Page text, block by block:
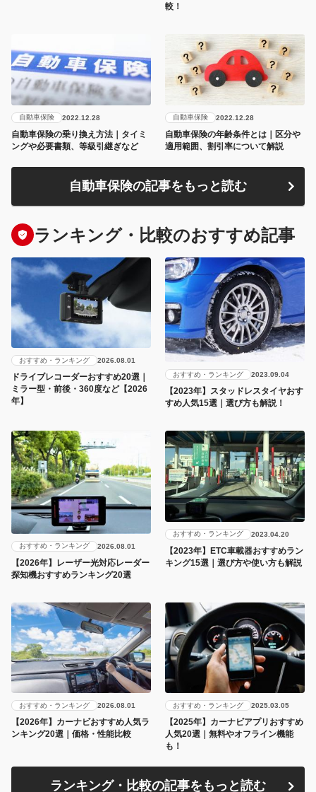
較！
自動車保険 2022.12.28
自動車保険の乗り換え方法｜タイミ
ングや必要書類、等級引継ぎなど
自動車保険 2022.12.28
自動車保険の年齢条件とは｜区分や
適用範囲、割引率について解説
自動車保険の記事をもっと読む
ランキング・比較のおすすめ記事
おすすめ・ランキング 2026.08.01
ドライブレコーダーおすすめ20選｜
ミラー型・前後・360度など【2026
年】
おすすめ・ランキング 2023.09.04
【2023年】スタッドレスタイヤおす
すめ人気15選｜選び方も解説！
おすすめ・ランキング 2026.08.01
【2026年】レーザー光対応レーダー
探知機おすすめランキング20選
おすすめ・ランキング 2023.04.20
【2023年】ETC車載器おすすめラン
キング15選｜選び方や使い方も解説
おすすめ・ランキング 2026.08.01
【2026年】カーナビおすすめ人気ラ
ンキング20選｜価格・性能比較
おすすめ・ランキング 2025.03.05
【2025年】カーナビアプリおすすめ
人気20選｜無料やオフライン機能
も！
ランキング・比較の記事をもっと読む